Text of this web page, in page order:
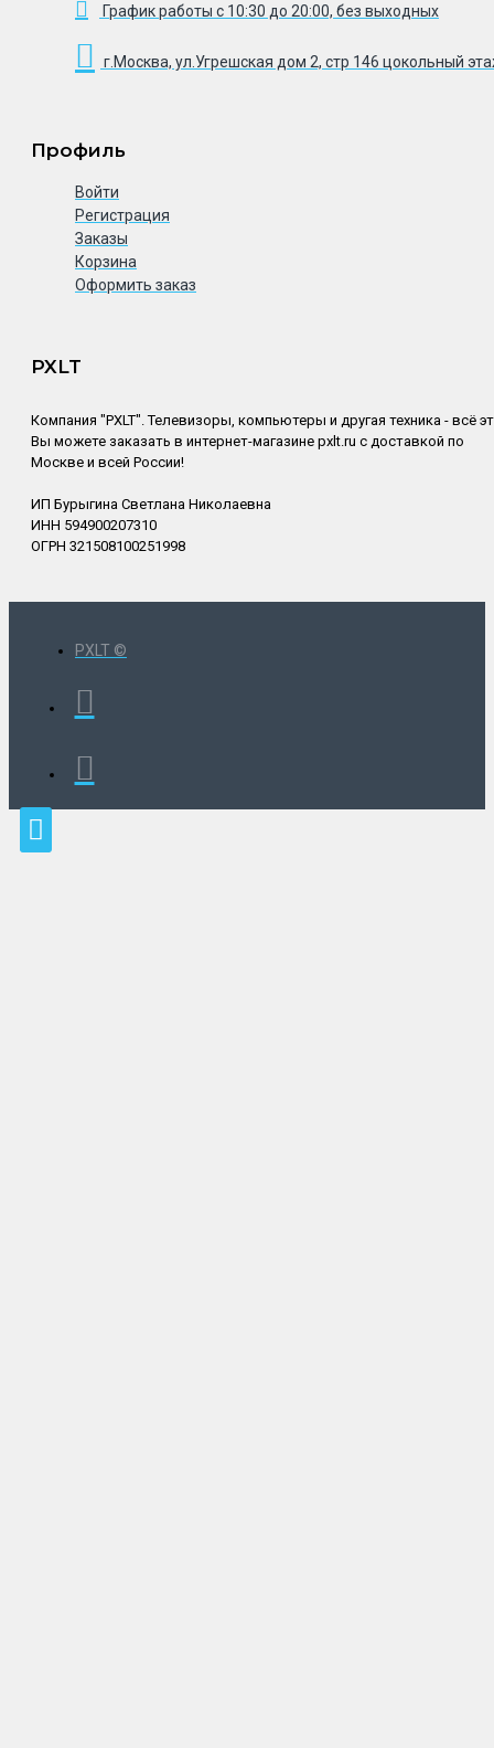
График работы с 10:30 до 20:00, без выходных
г.Москва, ул.Угрешская дом 2, стр 146 цокольный
Профиль
Войти
Регистрация
Заказы
Корзина
Оформить заказ
PXLT
Компания "PXLT". Телевизоры, компьютеры и другая техника - всё
Вы можете заказать в интернет-магазине pxlt.ru с доставкой по
Москве и всей России!
ИП Бурыгина Светлана Николаевна
ИНН 594900207310
ОГРН 321508100251998
PXLT ©